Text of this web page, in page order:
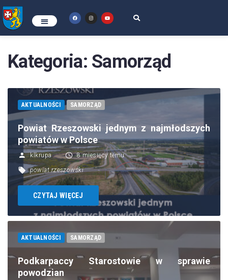
Kategoria: Samorząd
AKTUALNOŚCI SAMORZĄD
Powiat Rzeszowski jednym z najmłodszych
powiatów w Polsce
klkrupa 8 miesięcy temu
powiat rzeszowski
CZYTAJ WIĘCEJ
AKTUALNOŚCI SAMORZĄD
Podkarpaccy Starostowie w sprawie
powodzian